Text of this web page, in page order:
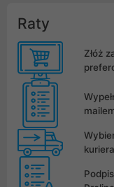
Raty
Złóż